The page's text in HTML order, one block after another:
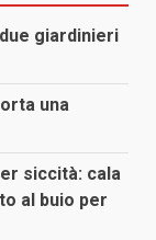
giardinieri
una
siccità: cala
al buio per